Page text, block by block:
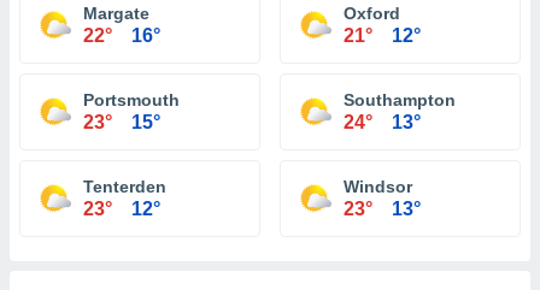
Margate
22° 16°
Oxford
21° 12°
Portsmouth
23° 15°
Southampton
24° 13°
Tenterden
23° 12°
Windsor
23° 13°